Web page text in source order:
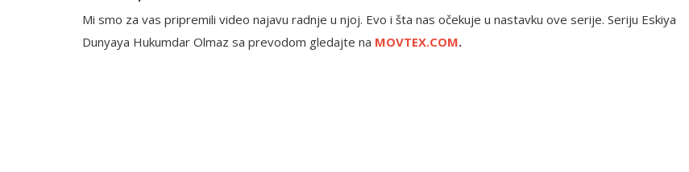
Mi smo za vas pripremili video najavu radnje u njoj. Evo i šta nas očekuje u nastavku ove serije. Seriju Eskiya
Dunyaya Hukumdar Olmaz sa prevodom gledajte na MOVTEX.COM.